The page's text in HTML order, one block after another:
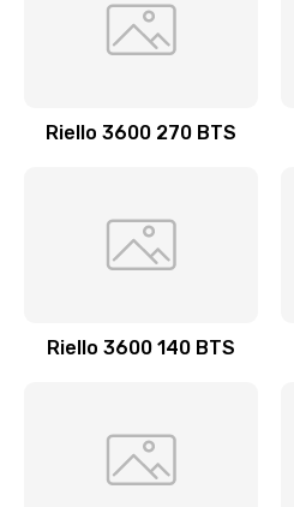
Riello 3600 270 BTS
Riello 3600 140 BTS